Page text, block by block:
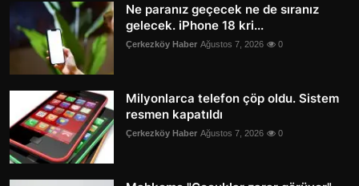
Ne paranız geçecek ne de sıranız
gelecek. iPhone 18 kri...
Çerkezköy Haber Ağustos 7, 2026 0
Milyonlarca telefon çöp oldu. Sistem
resmen kapatıldı
Çerkezköy Haber Ağustos 7, 2026 0